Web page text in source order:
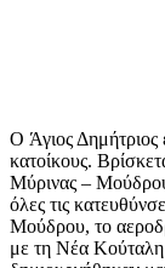
Ο Άγιος Δημήτριος
κατοίκους.
Μύρινας –
όλες τις
Μούδρου, το
με τη Νέα Κούταλη